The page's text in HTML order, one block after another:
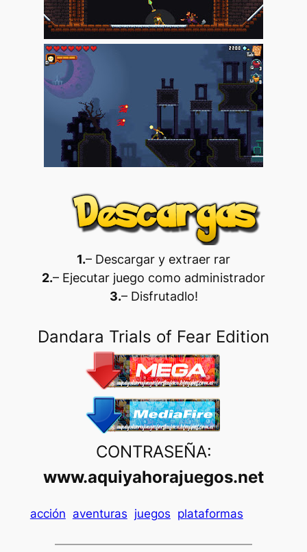
1.– Descargar y extraer rar
2.– Ejecutar juego como administrador
3.– Disfrutadlo!
Dandara Trials of Fear Edition
CONTRASEÑA:
www.aquiyahorajuegos.net
acción aventuras juegos plataformas